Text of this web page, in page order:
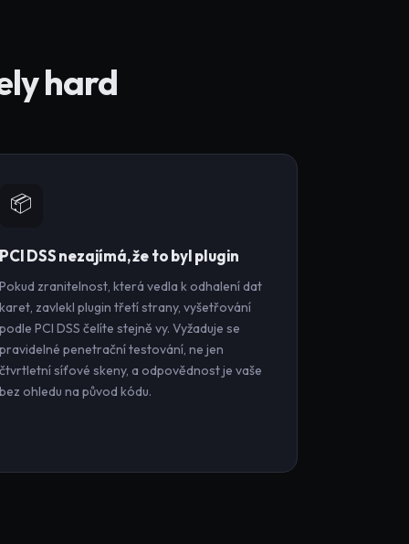
hard
📦
PCI DSS nezajímá, že to byl plugin
Pokud zranitelnost, která vedla k odhalení dat
karet, zavlekl plugin třetí strany, vyšetřování
podle PCI DSS čelíte stejně vy. Vyžaduje se
pravidelné penetrační testování, ne jen
čtvrtletní síťové skeny, a odpovědnost je vaše
bez ohledu na původ kódu.